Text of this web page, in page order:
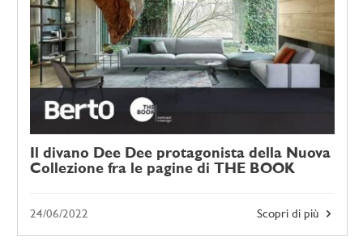
Il divano Dee Dee protagonista della Nuova
Collezione fra le pagine di THE BOOK
Scopri di più
24/06/2022